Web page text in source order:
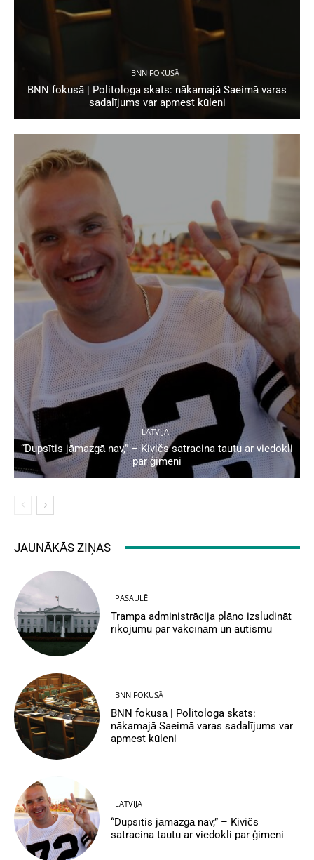
BNN FOKUSĀ
BNN fokusā | Politologa skats: nākamajā Saeimā varas
sadalījums var apmest kūleni
LATVIJA
“Dupsītis jāmazgā nav,” – Kivičs satracina tautu ar viedokli
par ģimeni
JAUNĀKĀS ZIŅAS
PASAULĒ
Trampa administrācija plāno izsludināt
rīkojumu par vakcīnām un autismu
BNN FOKUSĀ
BNN fokusā | Politologa skats:
nākamajā Saeimā varas sadalījums var
apmest kūleni
LATVIJA
“Dupsītis jāmazgā nav,” – Kivičs
satracina tautu ar viedokli par ģimeni